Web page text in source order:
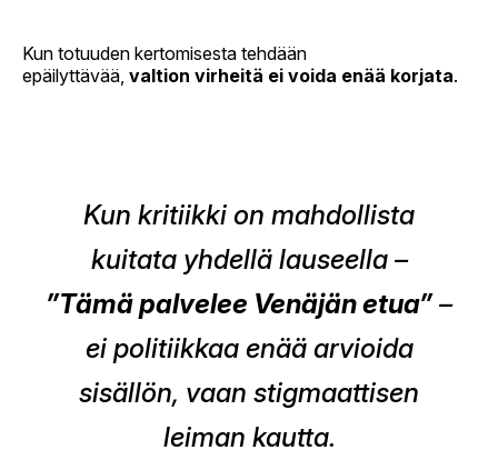
Kun totuuden kertomisesta tehdään
epäilyttävää, valtion virheitä ei voida enää korjata.
Kun kritiikki on mahdollista
kuitata yhdellä lauseella –
”Tämä palvelee Venäjän etua”–
ei politiikkaa enää arvioida
sisällön, vaan stigmaattisen
leiman kautta.